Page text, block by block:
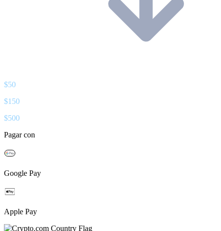
$50
$150
$500
Pagar con
Google Pay
Apple Pay